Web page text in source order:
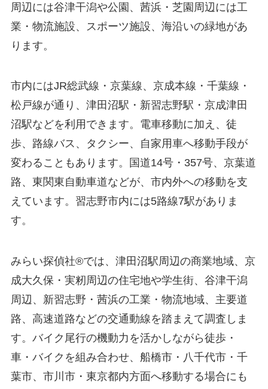
周辺には谷津干潟や公園、茜浜・芝園周辺には工
業・物流施設、スポーツ施設、海沿いの緑地があ
ります。
市内にはJR総武線・京葉線、京成本線・千葉線・
松戸線が通り、津田沼駅・新習志野駅・京成津田
沼駅などを利用できます。電車移動に加え、徒
歩、路線バス、タクシー、自家用車へ移動手段が
変わることもあります。国道14号・357号、京葉道
路、東関東自動車道などが、市内外への移動を支
えています。習志野市内には5路線7駅がありま
す。
みらい探偵社®︎では、津田沼駅周辺の商業地域、京
成大久保・実籾周辺の住宅地や学生街、谷津干潟
周辺、新習志野・茜浜の工業・物流地域、主要道
路、高速道路などの交通動線を踏まえて調査しま
す。バイク尾行の機動力を活かしながら徒歩・
車・バイクを組み合わせ、船橋市・八千代市・千
葉市、市川市・東京都内方面へ移動する場合にも